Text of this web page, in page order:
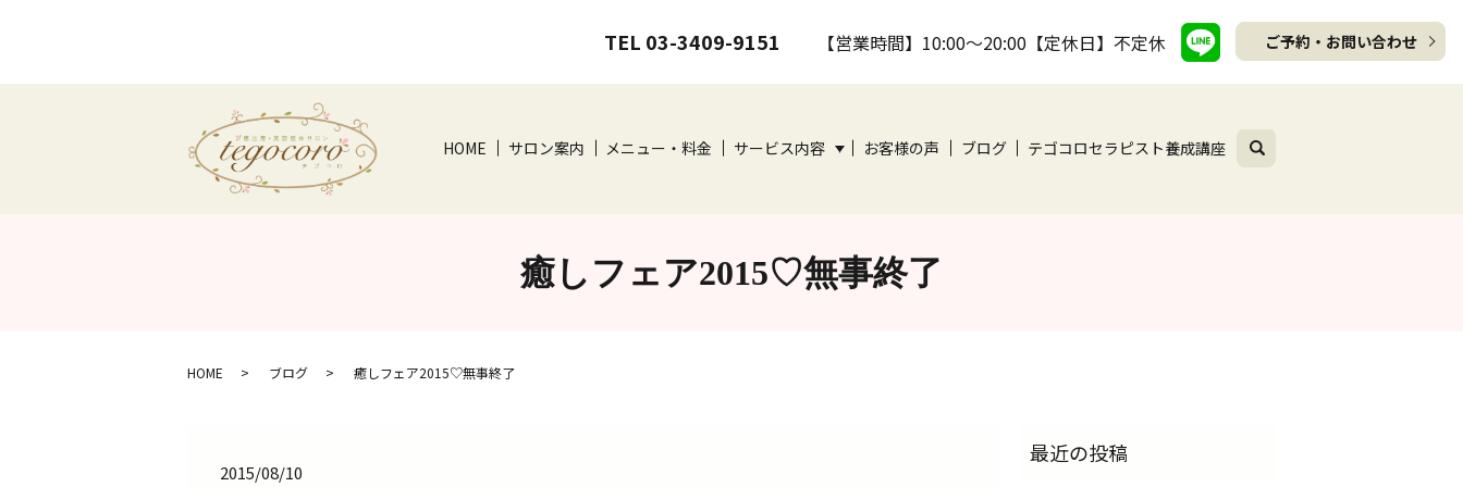
TEL 03-3409-9151 【営業時間】10:00～20:00【定休日】不定休 ご予約・お問い合わせ
HOME サロン案内 メニュー・料金 サービス内容 お客様の声 ブログ テゴコロセラピスト養成講座
癒しフェア2015♡無事終了
HOME ブログ 癒しフェア2015♡無事終了
2015/08/10